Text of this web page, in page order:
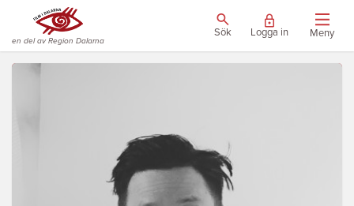
en del av Region Dalarna
Sök Logga in Meny